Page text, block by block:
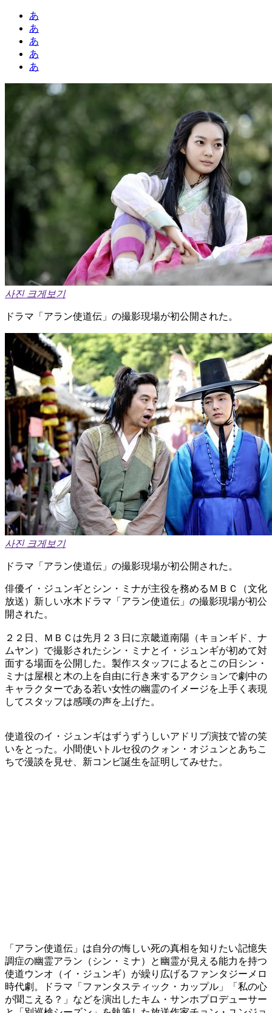
あ
あ
あ
あ
あ
사진 크게보기
ドラマ「アラン使道伝」の撮影現場が初公開された。
사진 크게보기
ドラマ「アラン使道伝」の撮影現場が初公開された。
俳優イ・ジュンギとシン・ミナが主役を務めるＭＢＣ（文化
放送）新しい水木ドラマ「アラン使道伝」の撮影現場が初公
開された。
２２日、ＭＢＣは先月２３日に京畿道南陽（キョンギド、ナ
ムヤン）で撮影されたシン・ミナとイ・ジュンギが初めて対
面する場面を公開した。製作スタッフによるとこの日シン・
ミナは屋根と木の上を自由に行き来するアクションで劇中の
キャラクターである若い女性の幽霊のイメージを上手く表現
してスタッフは感嘆の声を上げた。
使道役のイ・ジュンギはずうずうしいアドリブ演技で皆の笑
いをとった。小間使いトルセ役のクォン・オジュンとあちこ
ちで漫談を見せ、新コンビ誕生を証明してみせた。
「アラン使道伝」は自分の悔しい死の真相を知りたい記憶失
調症の幽霊アラン（シン・ミナ）と幽霊が見える能力を持つ
使道ウンオ（イ・ジュンギ）が繰り広げるファンタジーメロ
時代劇。ドラマ「ファンタスティック・カップル」「私の心
が聞こえる？」などを演出したキム・サンホプロデューサー